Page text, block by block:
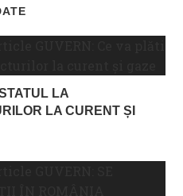
LA
LA CURENT ȘI